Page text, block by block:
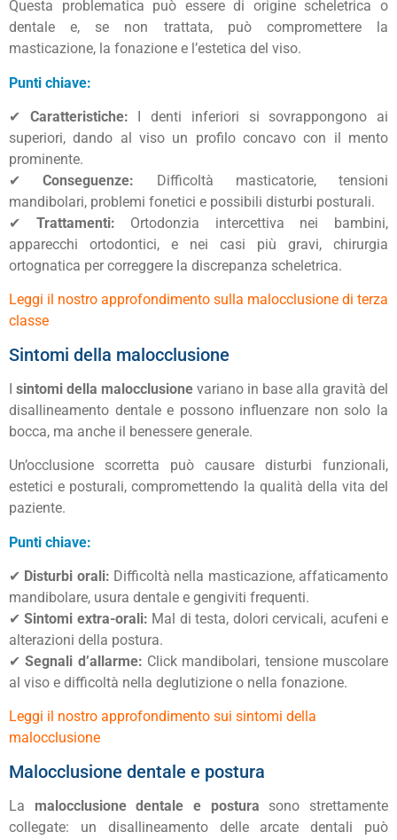
Questa problematica può essere di origine scheletrica o
dentale e, se non trattata, può compromettere la
masticazione, la fonazione e l’estetica del viso.
Punti chiave:
✔ Caratteristiche: I denti inferiori si sovrappongono ai
superiori, dando al viso un profilo concavo con il mento
prominente.
✔Conseguenze: Difficoltà masticatorie, tensioni
mandibolari, problemi fonetici e possibili disturbi posturali.
✔ Trattamenti: Ortodonzia intercettiva nei bambini,
apparecchi ortodontici, e nei casi più gravi, chirurgia
ortognatica per correggere la discrepanza scheletrica.
Leggi il nostro approfondimento sulla malocclusione di terza
classe
Sintomi della malocclusione
I sintomi della malocclusione variano in base alla gravità del
disallineamento dentale e possono influenzare non solo la
bocca, ma anche il benessere generale.
Un’occlusione scorretta può causare disturbi funzionali,
estetici e posturali, compromettendo la qualità della vita del
paziente.
Punti chiave:
✔ Disturbi orali: Difficoltà nella masticazione, affaticamento
mandibolare, usura dentale e gengiviti frequenti.
✔Sintomi extra-orali: Mal di testa, dolori cervicali, acufeni e
alterazioni della postura.
✔Segnali d’allarme: Click mandibolari, tensione muscolare
al viso e difficoltà nella deglutizione o nella fonazione.
Leggi il nostro approfondimento sui sintomi della
malocclusione
Malocclusione dentale e postura
La malocclusione dentale e postura sono strettamente
collegate: un disallineamento delle arcate dentali può